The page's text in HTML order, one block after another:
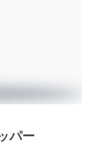
パー